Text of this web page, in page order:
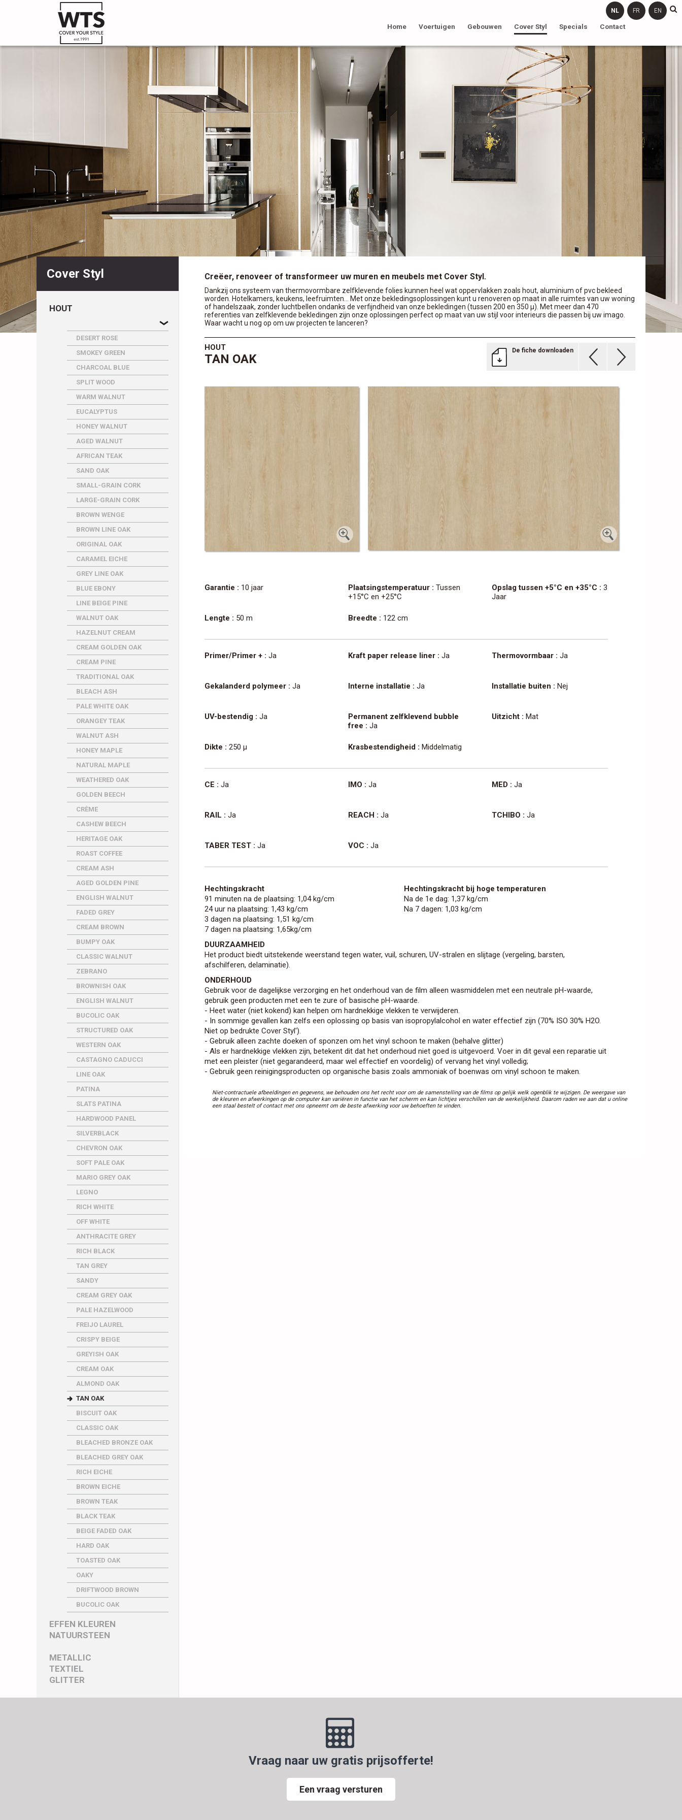
Home Voertuigen Gebouwen Cover Styl Specials Contact
NL FR EN
Cover Styl
HOUT
DESERT ROSE
SMOKEY GREEN
CHARCOAL BLUE
SPLIT WOOD
WARM WALNUT
EUCALYPTUS
HONEY WALNUT
AGED WALNUT
AFRICAN TEAK
SAND OAK
SMALL-GRAIN CORK
LARGE-GRAIN CORK
BROWN WENGE
BROWN LINE OAK
ORIGINAL OAK
CARAMEL EICHE
GREY LINE OAK
BLUE EBONY
LINE BEIGE PINE
WALNUT OAK
HAZELNUT CREAM
CREAM GOLDEN OAK
CREAM PINE
TRADITIONAL OAK
BLEACH ASH
PALE WHITE OAK
ORANGEY TEAK
WALNUT ASH
HONEY MAPLE
NATURAL MAPLE
WEATHERED OAK
GOLDEN BEECH
CRÈME
CASHEW BEECH
HERITAGE OAK
ROAST COFFEE
CREAM ASH
AGED GOLDEN PINE
ENGLISH WALNUT
FADED GREY
CREAM BROWN
BUMPY OAK
CLASSIC WALNUT
ZEBRANO
BROWNISH OAK
ENGLISH WALNUT
BUCOLIC OAK
STRUCTURED OAK
WESTERN OAK
CASTAGNO CADUCCI
LINE OAK
PATINA
SLATS PATINA
HARDWOOD PANEL
SILVERBLACK
CHEVRON OAK
SOFT PALE OAK
MARIO GREY OAK
LEGNO
RICH WHITE
OFF WHITE
ANTHRACITE GREY
RICH BLACK
TAN GREY
SANDY
CREAM GREY OAK
PALE HAZELWOOD
FREIJO LAUREL
CRISPY BEIGE
GREYISH OAK
CREAM OAK
ALMOND OAK
TAN OAK
BISCUIT OAK
CLASSIC OAK
BLEACHED BRONZE OAK
BLEACHED GREY OAK
RICH EICHE
BROWN EICHE
BROWN TEAK
BLACK TEAK
BEIGE FADED OAK
HARD OAK
TOASTED OAK
OAKY
DRIFTWOOD BROWN
BUCOLIC OAK
EFFEN KLEUREN
NATUURSTEEN
METALLIC
TEXTIEL
GLITTER
Creëer, renoveer of transformeer uw muren en meubels met Cover Styl.
Dankzij ons systeem van thermovormbare zelfklevende folies kunnen heel wat oppervlakken zoals hout, aluminium of pvc bekleed
worden. Hotelkamers, keukens, leefruimten... Met onze bekledingsoplossingen kunt u renoveren op maat in alle ruimtes van uw woning
of handelszaak, zonder luchtbellen ondanks de verfijndheid van onze bekledingen (tussen 200 en 350 μ). Met meer dan 470
referenties van zelfklevende bekledingen zijn onze oplossingen perfect op maat van uw stijl voor interieurs die passen bij uw imago.
Waar wacht u nog op om uw projecten te lanceren?
De fiche downloaden
HOUT
TAN OAK
Garantie : 10 jaar Plaatsingstemperatuur : Tussen
+15°C en +25°C
Opslag tussen +5°C en +35°C : 3
Jaar
Lengte : 50 m Breedte : 122 cm
Primer/Primer + : Ja Kraft paper release liner : Ja Thermovormbaar : Ja
Gekalanderd polymeer : Ja Interne installatie : Ja Installatie buiten : Nej
UV-bestendig : Ja
Permanent zelfklevend bubble
free : Ja
Uitzicht : Mat
Dikte : 250 µ Krasbestendigheid : Middelmatig
CE : Ja IMO : Ja MED : Ja
RAIL : Ja REACH : Ja TCHIBO : Ja
TABER TEST : Ja VOC : Ja
Hechtingskracht
91 minuten na de plaatsing: 1,04 kg/cm
24 uur na plaatsing: 1,43 kg/cm
3 dagen na plaatsing: 1,51 kg/cm
7 dagen na plaatsing: 1,65kg/cm
Hechtingskracht bij hoge temperaturen
Na de 1e dag: 1,37 kg/cm
Na 7 dagen: 1,03 kg/cm
DUURZAAMHEID
Het product biedt uitstekende weerstand tegen water, vuil, schuren, UV-stralen en slijtage (vergeling, barsten,
afschilferen, delaminatie).
ONDERHOUD
Gebruik voor de dagelijkse verzorging en het onderhoud van de film alleen wasmiddelen met een neutrale pH-waarde,
gebruik geen producten met een te zure of basische pH-waarde.
- Heet water (niet kokend) kan helpen om hardnekkige vlekken te verwijderen.
- In sommige gevallen kan zelfs een oplossing op basis van isopropylalcohol en water effectief zijn (70% ISO 30% H2O.
Niet op bedrukte Cover Styl').
- Gebruik alleen zachte doeken of sponzen om het vinyl schoon te maken (behalve glitter)
- Als er hardnekkige vlekken zijn, betekent dit dat het onderhoud niet goed is uitgevoerd. Voer in dit geval een reparatie uit
met een pleister (niet gegarandeerd, maar wel effectief en voordelig) of vervang het vinyl volledig;
- Gebruik geen reinigingsproducten op organische basis zoals ammoniak of boenwas om vinyl schoon te maken.
Niet-contractuele afbeeldingen en gegevens, we behouden ons het recht voor om de samenstelling van de films op gelijk welk ogenblik te wijzigen. De weergave van
de kleuren en afwerkingen op de computer kan variëren in functie van het scherm en kan lichtjes verschillen van de werkelijkheid. Daarom raden we aan dat u online
een staal bestelt of contact met ons opneemt om de beste afwerking voor uw behoeften te vinden.
Vraag naar uw gratis prijsofferte!
Een vraag versturen